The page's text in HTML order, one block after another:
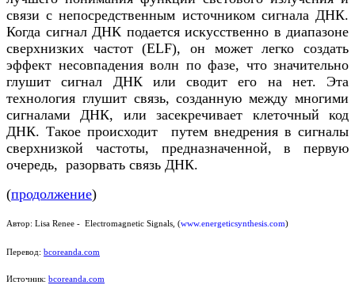
связи с непосредственным источником сигнала ДНК.
Когда сигнал ДНК подается искусственно в диапазоне
сверхнизких частот (ELF), он может легко создать
эффект несовпадения волн по фазе, что значительно
глушит сигнал ДНК или сводит его на нет. Эта
технология глушит связь, созданную между многими
сигналами ДНК, или засекречивает клеточный код
ДНК. Такое происходит путем внедрения в сигналы
сверхнизкой частоты, предназначенной, в первую
очередь, разорвать связь ДНК.
(продолжение)
Автор: Lisa Renee - Electromagnetic Signals, (www.energeticsynthesis.com)
Перевод: bcoreanda.com
Источник: bcoreanda.com